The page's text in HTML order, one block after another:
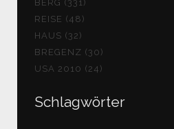
BERG (331)
REISE (48)
HAUS (32)
BREGENZ (30)
USA 2010 (24)
Schlagwörter